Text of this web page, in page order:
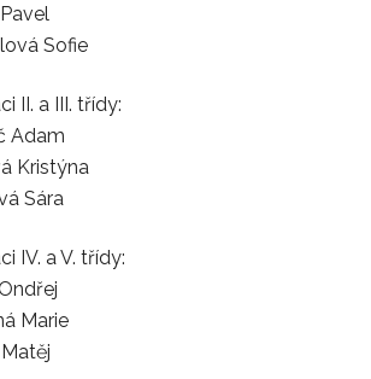
Sofie
II. a III. třídy:
Adam
Kristýna
Sára
IV. a V. třídy:
Marie